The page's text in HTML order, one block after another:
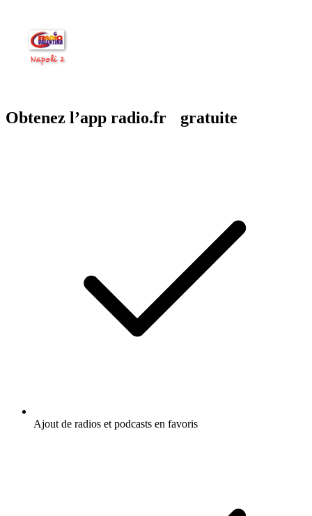
Obtenez l’app radio.fr gratuite
Ajout de radios et podcasts en favoris